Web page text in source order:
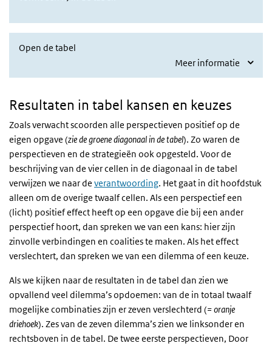
Open de tabel
Meer informatie
Resultaten in tabel kansen en keuzes
Zoals verwacht scoorden alle perspectieven positief op de
eigen opgave (zie de groene diagonaal in de tabel). Zo waren de
perspectieven en de strategieën ook opgesteld. Voor de
beschrijving van de vier cellen in de diagonaal in de tabel
verwijzen we naar de verantwoording. Het gaat in dit hoofdstuk
alleen om de overige twaalf cellen. Als een perspectief een
(licht) positief effect heeft op een opgave die bij een ander
perspectief hoort, dan spreken we van een kans: hier zijn
zinvolle verbindingen en coalities te maken. Als het effect
verslechtert, dan spreken we van een dilemma of een keuze.
Als we kijken naar de resultaten in de tabel dan zien we
opvallend veel dilemma’s opdoemen: van de in totaal twaalf
mogelijke combinaties zijn er zeven verslechterd (= oranje
driehoek). Zes van de zeven dilemma’s zien we linksonder en
rechtsboven in de tabel. De twee eerste perspectieven, Door